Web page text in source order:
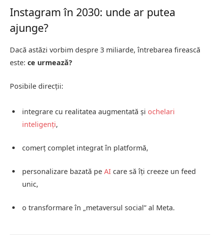
Instagram în 2030: unde ar putea
ajunge?
Dacă astăzi vorbim despre 3 miliarde, întrebarea firească
este: ce urmează?
Posibile direcții:
integrare cu realitatea augmentată și ochelari
inteligenți,
comerț complet integrat în platformă,
personalizare bazată pe AI care să îți creeze un feed
unic,
o transformare în „metaversul social” al Meta.